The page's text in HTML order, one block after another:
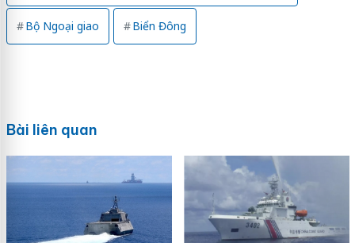
Bộ Ngoại giao Biển Đông
Bài liên quan